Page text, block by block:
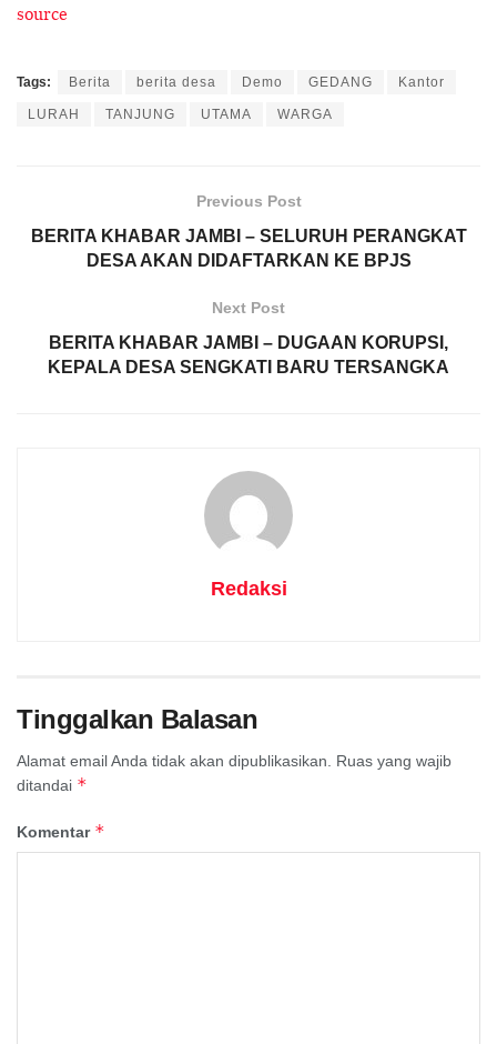
source
Tags: Berita berita desa Demo GEDANG Kantor
LURAH TANJUNG UTAMA WARGA
Previous Post
BERITA KHABAR JAMBI – SELURUH PERANGKAT
DESA AKAN DIDAFTARKAN KE BPJS
Next Post
BERITA KHABAR JAMBI – DUGAAN KORUPSI,
KEPALA DESA SENGKATI BARU TERSANGKA
Redaksi
Tinggalkan Balasan
Alamat email Anda tidak akan dipublikasikan. Ruas yang wajib
ditandai *
Komentar *